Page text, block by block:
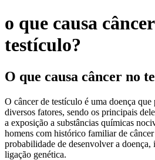
o que causa
testículo?
O que causa câncer no
O câncer de testículo é uma doença
diversos fatores, sendo os principais
a exposição a substâncias químicas
homens com histórico familiar de
probabilidade de desenvolver a doença,
ligação genética.